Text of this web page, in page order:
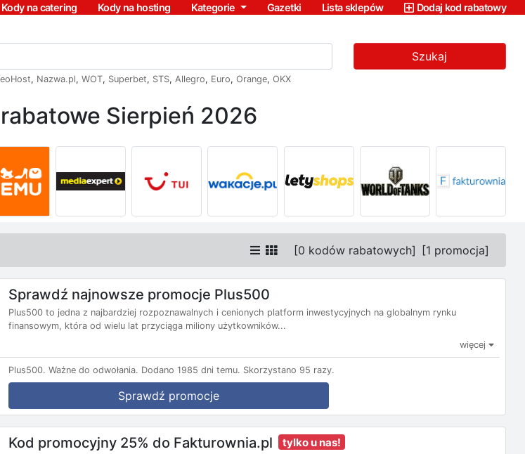
Kody na catering Kody na hosting Kategorie Gazetki Lista sklepów Dodaj kod rabatowy
Szukaj
, Nazwa.pl, WOT, Superbet, STS, Allegro, Euro, Orange, OKX
Sierpień 2026
[0 kodów rabatowych] [1 promocja]
Sprawdź najnowsze promocje Plus500
Plus500 to jedna z najbardziej rozpoznawalnych i cenionych platform inwestycyjnych na globalnym rynku
finansowym, która od wielu lat przyciąga miliony użytkowników...
więcej
Plus500. Ważne do odwołania. Dodano 1985 dni temu. Skorzystano 95 razy.
Sprawdź promocje
Kod promocyjny 25% do Fakturownia.pl tylko u nas!